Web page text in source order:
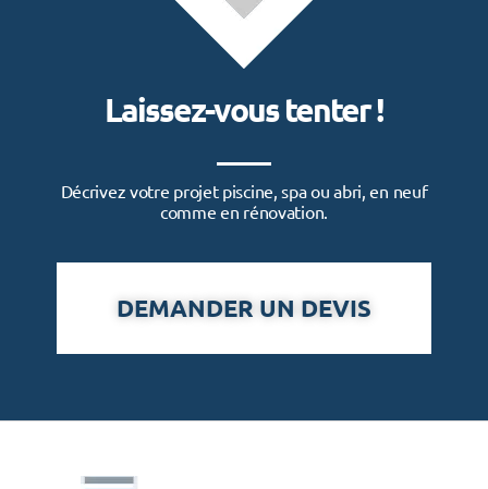
Laissez-vous tenter !
Décrivez votre projet piscine, spa ou abri, en neuf
comme en rénovation.
DEMANDER UN DEVIS